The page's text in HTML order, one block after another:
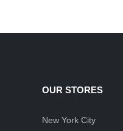
OUR STORES
New York City